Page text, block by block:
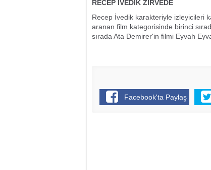
RECEP İVEDİK ZİRVEDE
Recep İvedik karakteriyle izleyicileri
aranan film kategorisinde birinci
sırada Ata Demirer'in filmi Eyvah
Facebook'ta Paylaş